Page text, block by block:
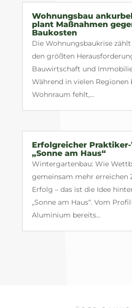
Wohnungsbau
plant Maßnahmen
Baukosten
Die Wohnungsbaukrise
den größten
Bauwirtschaft und
Während in vielen Regionen
Wohnraum fehlt,...
Erfolgreicher
„Sonne am Haus“
Wintergartenbau: Wie
gemeinsam mehr erreichen
Erfolg – das ist die Idee
„Sonne am Haus“. Vom
Aluminium bereits...